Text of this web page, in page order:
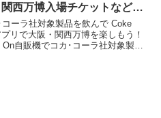
関西万博入場チケットなど合
万人に当たる
コーラ社対象製品を飲んで Coke
リで大阪・関西万博を楽しもう！
On自販機でコカ･コーラ社対象製品